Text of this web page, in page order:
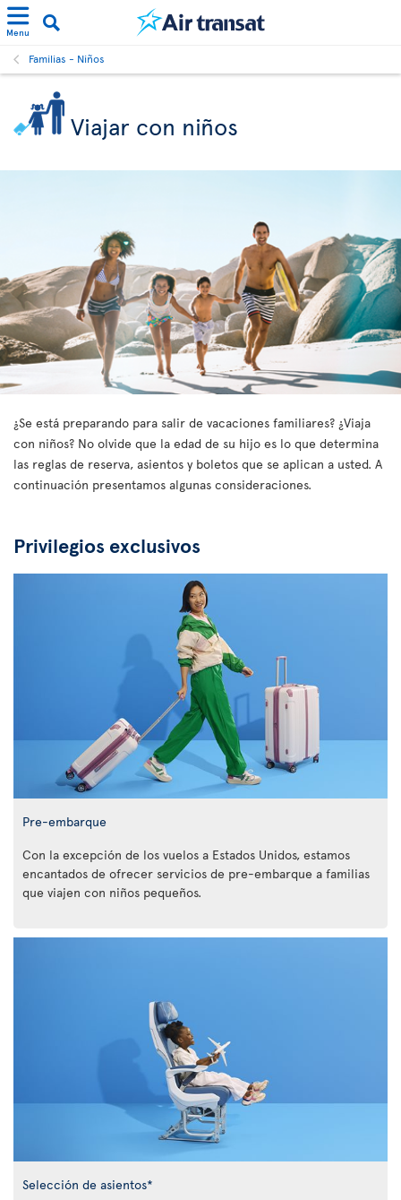
Menu
Familias - Niños
Viajar con niños
¿Se está preparando para salir de vacaciones familiares? ¿Viaja
con niños? No olvide que la edad de su hijo es lo que determina
las reglas de reserva, asientos y boletos que se aplican a usted. A
continuación presentamos algunas consideraciones.
Privilegios exclusivos
Pre-embarque
Con la excepción de los vuelos a Estados Unidos, estamos
encantados de ofrecer servicios de pre-embarque a familias
que viajen con niños pequeños.
Selección de asientos*